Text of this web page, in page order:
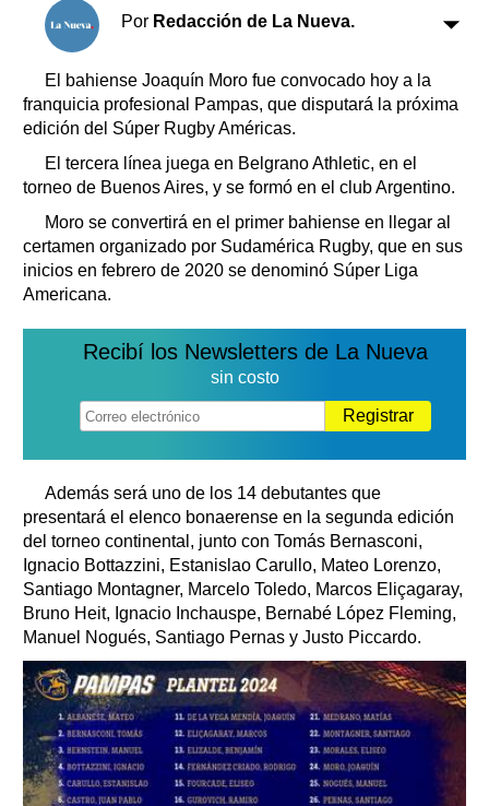
Clasificados
Horóscopo
Suplementos
Servicios
Farmacias
Transportes
Loterías
Datos Útiles
Fúnebres
Edictos
Teléfonos de urgencia
Por Redacción de La Nueva.
El bahiense Joaquín Moro fue convocado hoy a la
franquicia profesional Pampas, que disputará la próxima
edición del Súper Rugby Américas.
El tercera línea juega en Belgrano Athletic, en el
torneo de Buenos Aires, y se formó en el club Argentino.
Moro se convertirá en el primer bahiense en llegar al
certamen organizado por Sudamérica Rugby, que en sus
inicios en febrero de 2020 se denominó Súper Liga
Americana.
Recibí los Newsletters de La Nueva
sin costo
Registrar
Además será uno de los 14 debutantes que
presentará el elenco bonaerense en la segunda edición
del torneo continental, junto con Tomás Bernasconi,
Ignacio Bottazzini, Estanislao Carullo, Mateo Lorenzo,
Santiago Montagner, Marcelo Toledo, Marcos Eliçagaray,
Bruno Heit, Ignacio Inchauspe, Bernabé López Fleming,
Manuel Nogués, Santiago Pernas y Justo Piccardo.